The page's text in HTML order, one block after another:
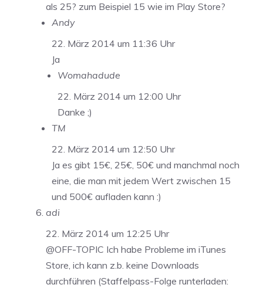
als 25? zum Beispiel 15 wie im Play Store?
Andy
22. März 2014 um 11:36 Uhr
Ja
Womahadude
22. März 2014 um 12:00 Uhr
Danke ;)
TM
22. März 2014 um 12:50 Uhr
Ja es gibt 15€, 25€, 50€ und manchmal noch
eine, die man mit jedem Wert zwischen 15
und 500€ aufladen kann :)
adi
22. März 2014 um 12:25 Uhr
@OFF-TOPIC Ich habe Probleme im iTunes
Store, ich kann z.b. keine Downloads
durchführen (Staffelpass-Folge runterladen: